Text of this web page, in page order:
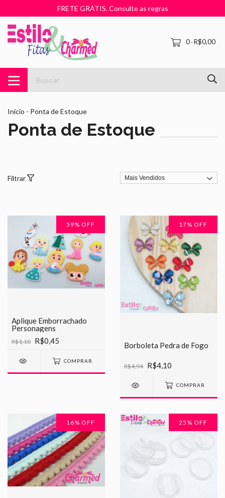
FRETE GRÁTIS. Consulte as regras
0-R$0,00
Início - Ponta de Estoque
Ponta de Estoque
Filtrar
59% OFF
Aplique Emborrachado
Personagens
R$1,10 R$0,45
COMPRAR
17% OFF
Borboleta Pedra de Fogo
R$4,94 R$4,10
COMPRAR
16% OFF 25 % OFF